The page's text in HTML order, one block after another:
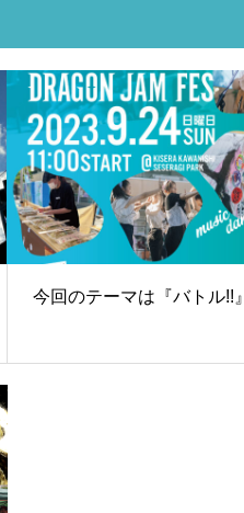
今回のテーマは『バトル!!』